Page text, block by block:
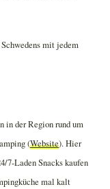
mit jedem
in der Region rund um
(Website). Hier
7-Laden Snacks kaufen
mal kalt